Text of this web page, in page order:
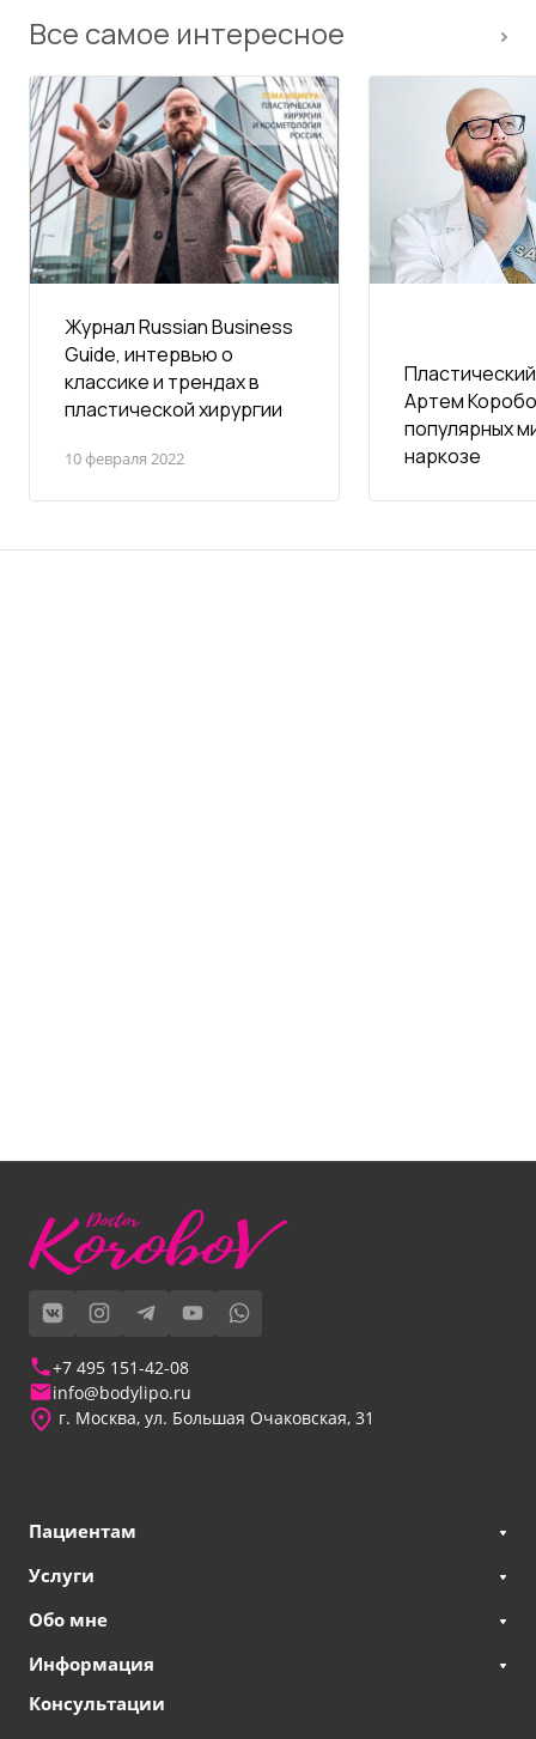
Все самое интересное
10 февраля 2022
Журнал Russian Business
Guide, интервью о
классике и трендах в
пластической хирургии
Артем
популярных
наркозе
+7 495 151-42-08
info@bodylipo.ru
г. Москва, ул. Большая Очаковская, 31
Пациентам
Услуги
Обо мне
Информация
Консультации